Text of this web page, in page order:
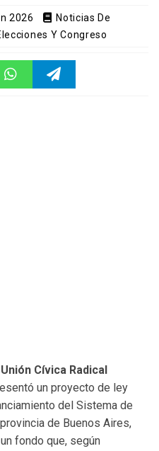
2026
Noticias De
Y Congreso
Unión Cívica Radical
un proyecto de ley
del Sistema de
de Buenos Aires,
fondo que, según